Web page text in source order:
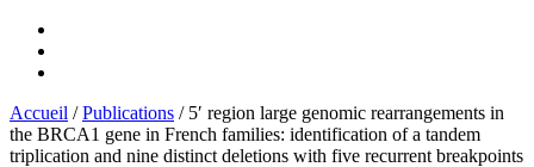
Accueil /Publications / 5′ region large genomic rearrangements in
the BRCA1 gene in French families: identification of a tandem
triplication and nine distinct deletions with five recurrent breakpoints